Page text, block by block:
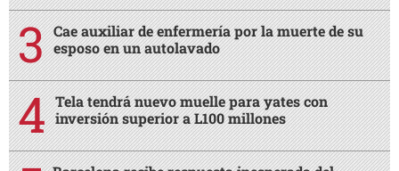
Cae auxiliar de enfermería por la muerte de su
esposo en un autolavado
Tela tendrá nuevo muelle para yates con
inversión superior a L100 millones